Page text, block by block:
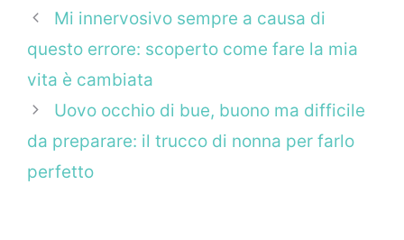
Mi innervosivo sempre a causa di
questo errore: scoperto come fare la mia
vita è cambiata
Uovo occhio di bue, buono ma difficile
da preparare: il trucco di nonna per farlo
perfetto